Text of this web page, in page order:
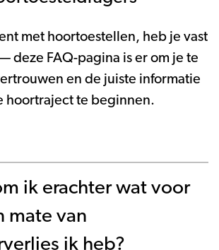
met hoortoestellen, heb je vast
deze FAQ-pagina is er om je te
en de juiste informatie
hoortraject te beginnen.
ik erachter wat voor
mate van
ik heb?